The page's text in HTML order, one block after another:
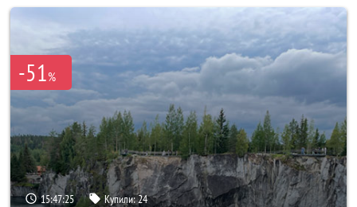
-51%
15:47:24 Купили:24